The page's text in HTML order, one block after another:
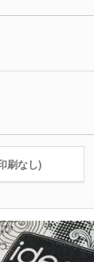
刷なし)